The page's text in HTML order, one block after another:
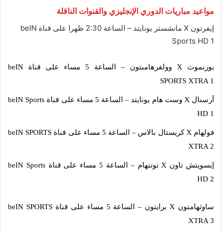
مواعيد مباريات الدوري الإنجليزي والقنوات الناقلة
إيفرتون X مانشستر يونايتد – الساعة 2:30 ظهرا على قناة beIN
Sports HD 1
بورنموث X وولفرهامبتون – الساعة 5 مساء على قناة beIN
SPORTS XTRA 1
آرسنال X وست هام يونايتد – الساعة 5 مساء على قناة beIN Sports
HD 1
فولهام X كريستال بالاس – الساعة 5 مساء على قناة beIN SPORTS
XTRA 2
إبسويتش تاون X توتنهام – الساعة 5 مساء على قناة beIN Sports
HD 2
ساوثهامتون X برايتون – الساعة 5 مساء على قناة beIN SPORTS
XTRA 3